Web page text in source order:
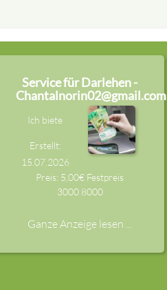
Service für Darlehen -
Chantalnorin02@gmail.com
Ich biete
Erstellt:
15.07.2026
Preis: 5,00€ Festpreis
3000 8000
Ganze Anzeige lesen ...